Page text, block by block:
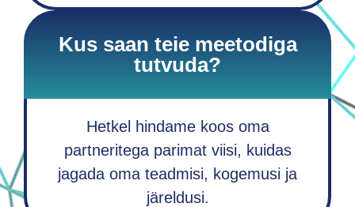
Kus saan teie meetodiga
tutvuda?
Hetkel hindame koos oma
partneritega parimat viisi, kuidas
jagada oma teadmisi, kogemusi ja
järeldusi.